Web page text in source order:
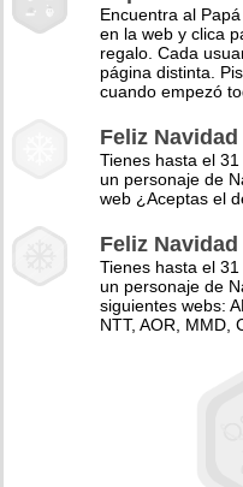
Encuentra al
en la web y clica
regalo. Cada
página distinta.
cuando empezó
Feliz Navidad
Tienes hasta el
un personaje de
web ¿Aceptas el
Feliz
Tienes hasta el
un personaje de
siguientes webs:
NTT, AOR, MMD,